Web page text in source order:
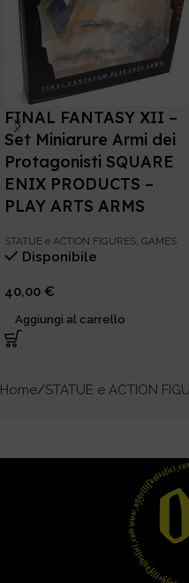
FINAL FANTASY XII –
Set Miniarure Armi dei
Protagonisti SQUARE
ENIX PRODUCTS –
PLAY ARTS ARMS
STATUE e ACTION FIGURES GAMES
Disponibile
40,00 €
Aggiungi al carrello
Home STATUE e ACTION